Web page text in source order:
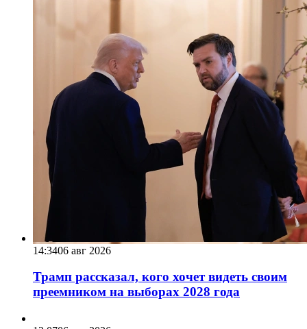
14:3406 авг 2026
Трамп рассказал, кого хочет видеть своим
преемником на выборах 2028 года